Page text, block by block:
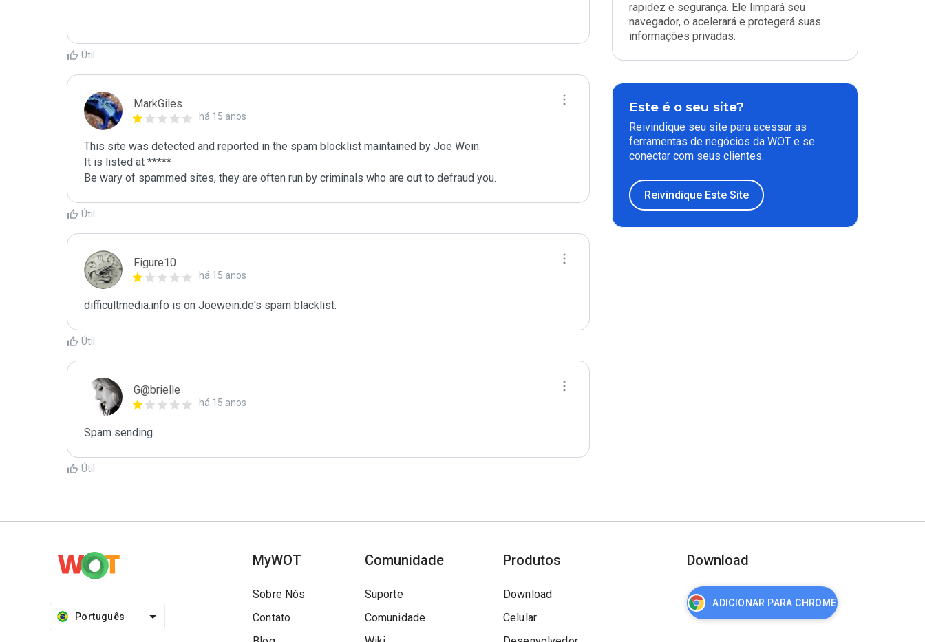
Útil
MarkGiles
há 15 anos
This site was detected and reported in the spam blocklist maintained by Joe Wein.
It is listed at *****
Be wary of spammed sites, they are often run by criminals who are out to defraud you.
Útil
Figure10
há 15 anos
difficultmedia.info is on Joewein.de's spam blacklist.
Útil
G@brielle
há 15 anos
Spam sending.
Útil
rapidez e segurança. Ele limpará seu
navegador, o acelerará e protegerá suas
informações privadas.
Este é o seu site?
Reivindique seu site para acessar as
ferramentas de negócios da WOT e se
conectar com seus clientes.
Reivindique Este Site
Português
MyWOT
Sobre Nós
Contato
Comunidade
Suporte
Comunidade
Produtos
Download
Celular
Download
ADICIONAR PARA CHROME